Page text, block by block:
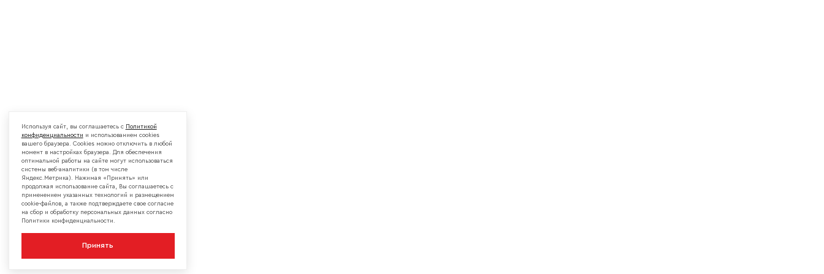
Используя сайт, вы соглашаетесь с Политикой
конфиденциальности и использованием cookies
вашего браузера. Cookies можно отключить в любой
момент в настройках браузера. Для обеспечения
оптимальной работы на сайте могут использоваться
системы веб-аналитики (в том числе
Яндекс.Метрика). Нажимая «Принять» или
продолжая использование сайта, Вы соглашаетесь с
применением указанных технологий и размещением
cookie-файлов, а также подтверждаете свое согласие
на сбор и обработку персональных данных согласно
Политики конфиденциальности.
Принять